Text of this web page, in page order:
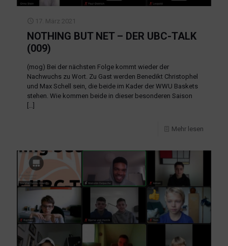
17. März 2021
NOTHING BUT NET – DER UBC-TALK
(009)
(mog) Bei der nächsten Folge kommt wieder der
Nachwuchs zu Wort. Zu Gast werden Benedikt Christophel
und Max Schell sein, die beide im Kader der WWU Baskets
stehen. Wie kommen beide in dieser besonderen Saison
[…]
Mehr lesen